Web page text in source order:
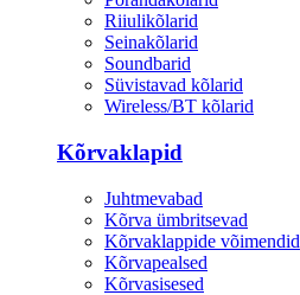
Riiulikõlarid
Seinakõlarid
Soundbarid
Süvistavad kõlarid
Wireless/BT kõlarid
Kõrvaklapid
Juhtmevabad
Kõrva ümbritsevad
Kõrvaklappide võimendid
Kõrvapealsed
Kõrvasisesed